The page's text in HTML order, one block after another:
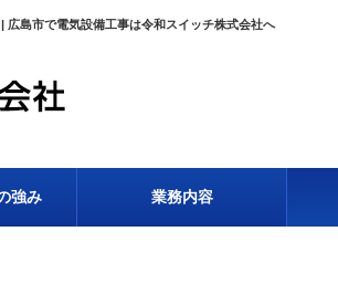
島市で電気設備工事は令和スイッチ株式会社へ
強み 業務内容